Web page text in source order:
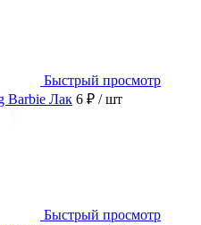
Быстрый просмотр
Barbie Лак 6 ₽ / шт
Быстрый просмотр